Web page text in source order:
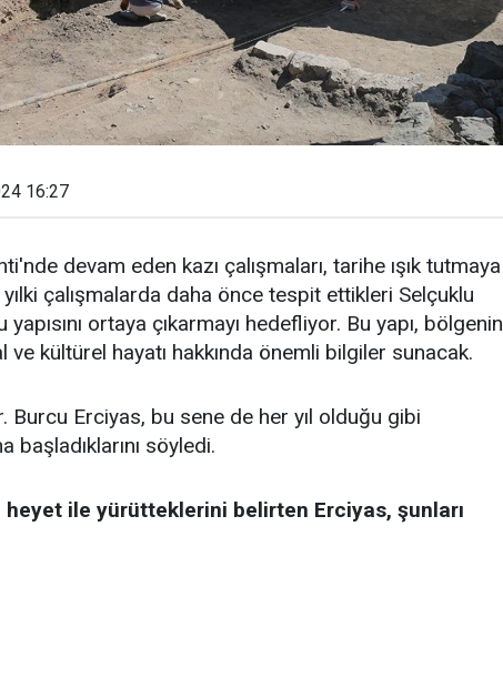
16:27
devam eden kazı çalışmaları, tarihe ışık tutmaya
çalışmalarda daha önce tespit ettikleri Selçuklu
ortaya çıkarmayı hedefliyor. Bu yapı, bölgenin
kültürel hayatı hakkında önemli bilgiler sunacak.
Burcu Erciyas, bu sene de her yıl olduğu gibi
başladıklarını söyledi.
heyet ile yürütteklerini belirten Erciyas, şunları